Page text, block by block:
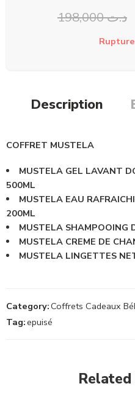
د.ت198,000
Description
COFFRET MUSTELA
MUSTELA GEL LAVANT
500ML
MUSTELA EAU
200ML
MUSTELA SHAMPOOING
MUSTELA CREME DE
MUSTELA LINGETTES
Category:Coffrets Cadeaux
Tag:epuisé